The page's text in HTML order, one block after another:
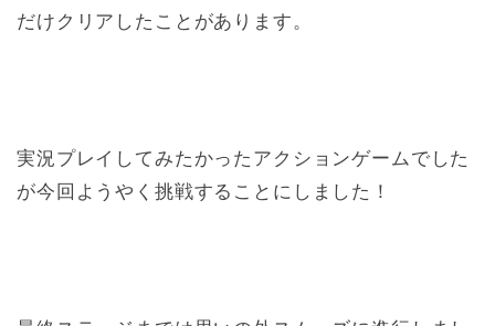
だけクリアしたことがあります。
実況プレイしてみたかったアクションゲームでした
が今回ようやく挑戦することにしました！